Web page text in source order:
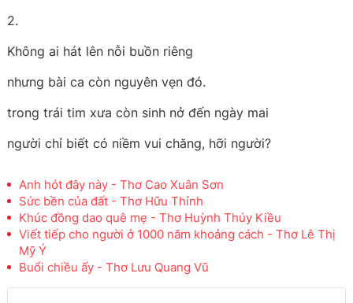
2.
Không ai hát lên nỗi buồn riêng
nhưng bài ca còn nguyên vẹn đó.
trong trái tim xưa còn sinh nở đến ngày mai
người chỉ biết có niềm vui chăng, hỡi người?
Anh hót đây này - Thơ Cao Xuân Sơn
Sức bền của đất - Thơ Hữu Thỉnh
Khúc đồng dao quê mẹ - Thơ Huỳnh Thúy Kiều
Viết tiếp cho người ở 1000 năm khoảng cách - Thơ Lê Thị
Mỹ Ý
Buổi chiều ấy - Thơ Lưu Quang Vũ